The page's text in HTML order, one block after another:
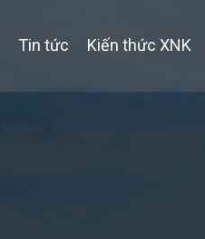
Tin tức Kiến thức XNK